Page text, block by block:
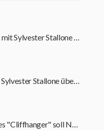
Nur die Starken kommen zurück: Sylvester Stallone übernimmt Rolle im Reboot von "Cliffhanger"